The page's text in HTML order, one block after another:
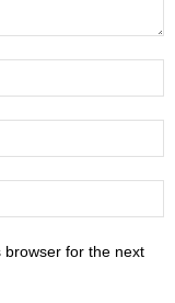
browser for the next